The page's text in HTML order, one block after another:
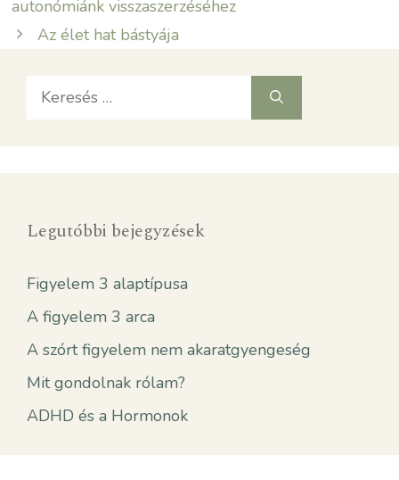
autonómiánk visszaszerzéséhez
Az élet hat bástyája
Keresés:
Legutóbbi bejegyzések
Figyelem 3 alaptípusa
A figyelem 3 arca
A szórt figyelem nem akaratgyengeség
Mit gondolnak rólam?
ADHD és a Hormonok